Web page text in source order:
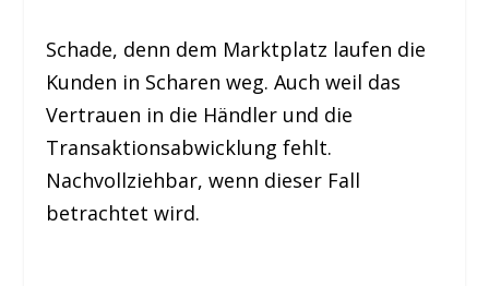
Schade, denn dem Marktplatz laufen die
Kunden in Scharen weg. Auch weil das
Vertrauen in die Händler und die
Transaktionsabwicklung fehlt.
Nachvollziehbar, wenn dieser Fall
betrachtet wird.